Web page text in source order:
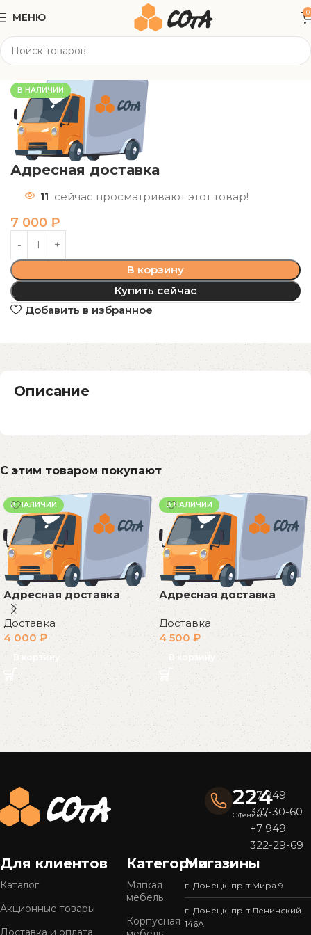
МЕНЮ 0
Доставка
В НАЛИЧИИ
Адресная доставка
11 сейчас просматривают этот товар!
7 000 ₽
В корзину
Купить сейчас
Добавить в избранное
Описание
С этим товаром покупают
В НАЛИЧИИ
Адресная доставка
Доставка
4 000 ₽
В корзину
В НАЛИЧИИ
Адресная доставка
Доставка
4 500 ₽
В корзину
Read More
224
С Феникса
+7 949
347-30-60
+7 949
322-29-69
Для клиентов
Каталог
Акционные товары
Доставка и оплата
Категории
Мягкая
мебель
Корпусная
Магазины
г. Донецк, пр-т Мира 9
г. Донецк, пр-т Ленинский
146А